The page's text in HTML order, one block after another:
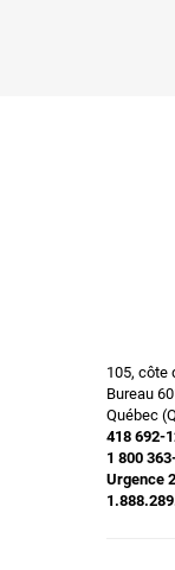
105, côte
Bureau
Québec
418 692-
1 800
Urgence